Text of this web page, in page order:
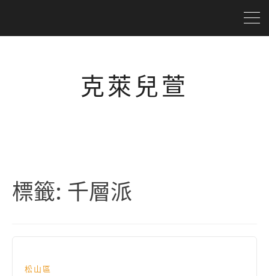
克萊兒萱
標籤: 千層派
松山區